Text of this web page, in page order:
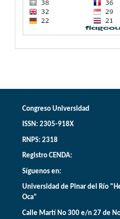
Congreso Universidad
ISSN: 2305-918X
RNPS: 2318
Registro CENDA:
Síguenos en:
Universidad de Pinar del Río
Oca"
Calle Martí No 300 e/n 27 de